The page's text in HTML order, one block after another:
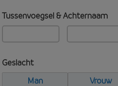
Tussenvoegsel & Achternaam
Geslacht
Man
Vrouw